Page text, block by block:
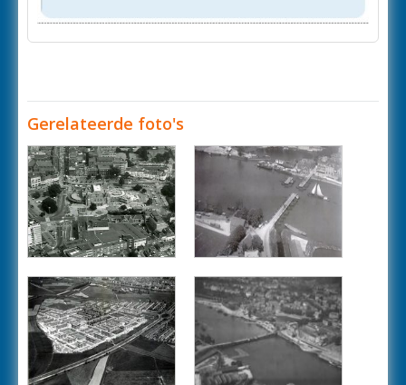
Gerelateerde foto's